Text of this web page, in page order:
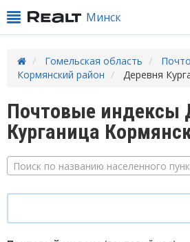
Минск
Гомельская область
Кормянский район
Деревня
Почтовые индексы
Курганица
Поиск по названию населенного